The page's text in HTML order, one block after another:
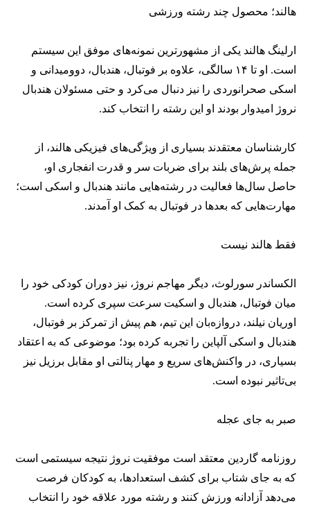
هالند؛ محصول چند رشته ورزشی
ارلینگ هالند یکی از مشهورترین نمونه‌های موفق این سیستم
است. او تا ۱۴ سالگی، علاوه بر فوتبال، هندبال، دوومیدانی و
اسکی صحرانوردی را نیز دنبال می‌کرد و حتی مسئولان هندبال
نروژ امیدوار بودند او این رشته را انتخاب کند.
کارشناسان معتقدند بسیاری از ویژگی‌های فیزیکی هالند، از
جمله پرش‌های بلند برای ضربات سر و قدرت انفجاری او،
حاصل سال‌ها فعالیت در رشته‌هایی مانند هندبال و اسکی است؛
مهارت‌هایی که بعدها در فوتبال به کمک او آمدند.
فقط هالند نیست
الکساندر سورلوث، دیگر مهاجم نروژ، نیز دوران کودکی خود را
میان فوتبال، هندبال و اسکیت سرعت سپری کرده است.
اوریان نیلند، دروازه‌بان این تیم، هم پیش از تمرکز بر فوتبال،
هندبال و اسکی آلپاین را تجربه کرده بود؛ موضوعی که به اعتقاد
بسیاری، در واکنش‌های سریع و مهار پنالتی او مقابل برزیل نیز
بی‌تاثیر نبوده است.
صبر به جای عجله
روزنامه گاردین معتقد است موفقیت نروژ نتیجه سیستمی است
که به جای شتاب برای کشف استعدادها، به کودکان فرصت
می‌دهد آزادانه ورزش کنند و رشته مورد علاقه خود را انتخاب